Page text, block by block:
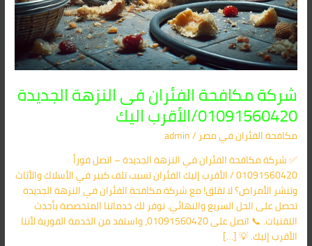
شركة مكافحة الفئران فى النزهة الجديدة
01091560420/الأقرب اليك
مكافحة الفئران​ في مصر/
admin
✅ شركة مكافحة الفئران في النزهة الجديدة – اتصل فوراً
01091560420 / الأقرب إليك الفئران تسبب تلف كبير في الأسلاك والأثاث
وتنشر الأمراض؟ لا تقلق! مع شركة مكافحة الفئران في النزهة الجديدة
تحصل على الحل السريع والنهائي. نوفر لك خدماتنا المتخصصة بأحدث
التقنيات. 📞 اتصل على 01091560420، واستفد من الخدمة الفورية لأننا
الأقرب إليك. 💡 […]